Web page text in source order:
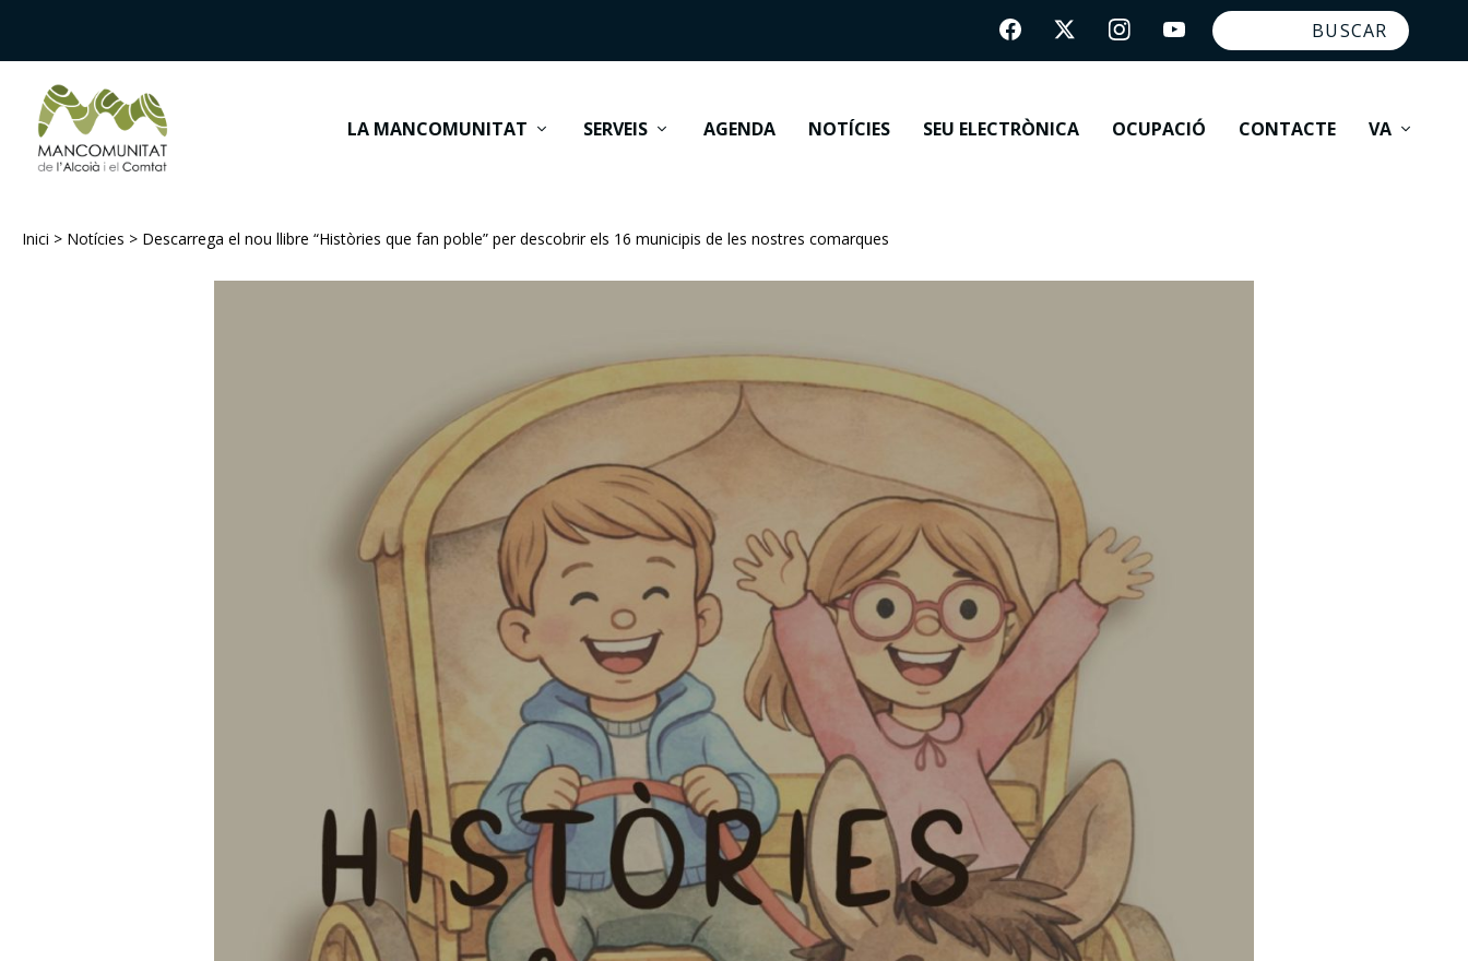
LA MANCOMUNITAT SERVEIS AGENDA NOTÍCIES SEU ELECTRÒNICA OCUPACIÓ CONTACTE VA
Inici > Notícies > Descarrega el nou llibre “Històries que fan poble” per descobrir els 16 municipis de les nostres comarques